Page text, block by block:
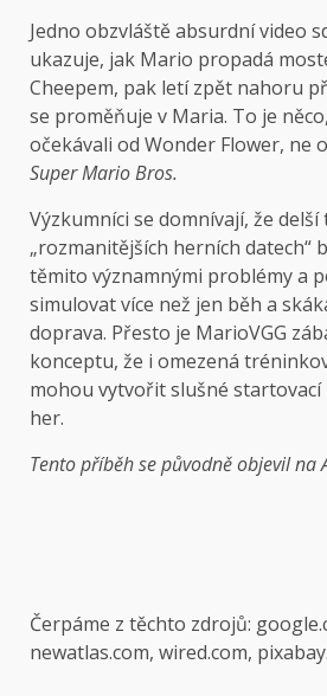
Jedno obzvláště absurdní video
ukazuje, jak Mario propadá
Cheepem, pak letí zpět nahoru
se proměňuje v Maria. To je
očekávali od Wonder Flower, ne
Super Mario Bros.
Výzkumníci se domnívají, že
„rozmanitějších herních datech“
těmito významnými problémy a
simulovat více než jen běh a
doprava. Přesto je MarioVGG
konceptu, že i omezená
mohou vytvořit slušné startovací
her.
Tento příběh se původně objevil na
Čerpáme z těchto zdrojů:
newatlas.com, wired.com,